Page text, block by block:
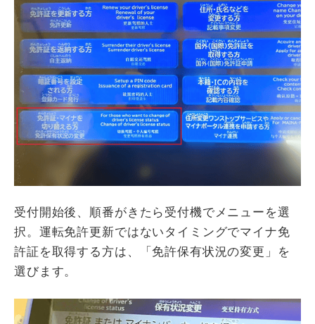
受付開始後、順番がきたら受付機でメニューを選
択。運転免許更新ではないタイミングでマイナ免
許証を取得する方は、「免許保有状況の変更」を
選びます。